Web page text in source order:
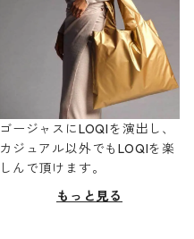
ゴージャスにLOQIを演出し、
カジュアル以外でもLOQIを楽
しんで頂けます。
もっと見る